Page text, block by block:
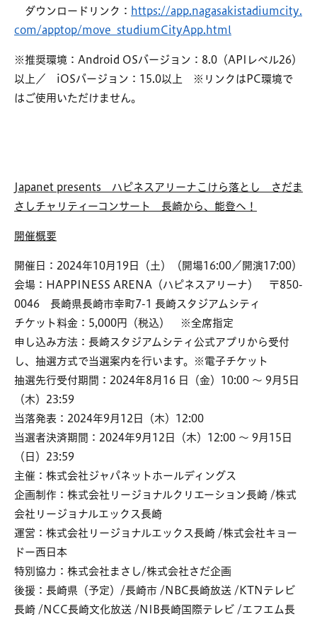
ダウンロードリンク： https://app.nagasakistadiumcity.
com/apptop/move_studiumCityApp.html
※推奨環境：Android OSバージョン：8.0（APIレベル26）
以上／ iOSバージョン：15.0以上 ※リンクはPC環境で
はご使用いただけません。
Japanet presents ハピネスアリーナこけら落とし さだま
さしチャリティーコンサート 長崎から、能登へ！
開催概要
開催日：2024年10月19日（土）（開場16:00／開演17:00）
会場：HAPPINESS ARENA（ハピネスアリーナ） 〒850-
0046 長崎県長崎市幸町7-1 長崎スタジアムシティ
チケット料金：5,000円（税込） ※全席指定
申し込み方法：長崎スタジアムシティ公式アプリから受付
し、抽選方式で当選案内を行います。※電子チケット
抽選先行受付期間：2024年8月16 日（金）10:00 ～ 9月5日
（木）23:59
当落発表：2024年9月12日（木）12:00
当選者決済期間：2024年9月12日（木）12:00 ～ 9月15日
（日）23:59
主催：株式会社ジャパネットホールディングス
企画制作：株式会社リージョナルクリエーション長崎 /株式
会社リージョナルエックス長崎
運営：株式会社リージョナルエックス長崎 /株式会社キョー
ドー西日本
特別協力：株式会社まさし/株式会社さだ企画
後援：長崎県（予定）/長崎市 /NBC長崎放送 /KTNテレビ
長崎 /NCC長崎文化放送 /NIB長崎国際テレビ /エフエム長